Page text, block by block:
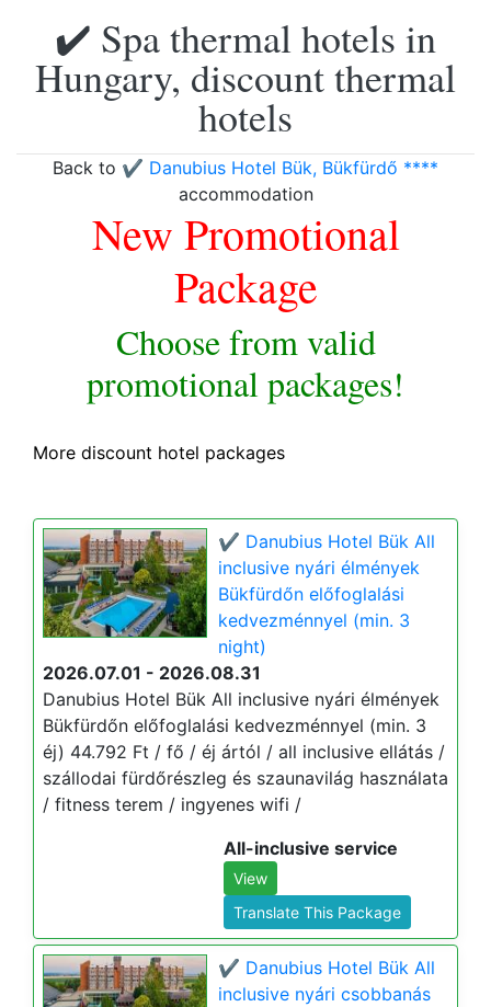
✔️ Spa thermal hotels in
Hungary, discount thermal
hotels
Back to ✔️ Danubius Hotel Bük, Bükfürdő ****
accommodation
New Promotional
Package
Choose from valid
promotional packages!
More discount hotel packages
✔️ Danubius Hotel Bük All
inclusive nyári élmények
Bükfürdőn előfoglalási
kedvezménnyel (min. 3
night)
2026.07.01 - 2026.08.31
Danubius Hotel Bük All inclusive nyári élmények
Bükfürdőn előfoglalási kedvezménnyel (min. 3
éj) 44.792 Ft / fő / éj ártól / all inclusive ellátás /
szállodai fürdőrészleg és szaunavilág használata
/ fitness terem / ingyenes wifi /
All-inclusive service
View
Translate This Package
✔️ Danubius Hotel Bük All
inclusive nyári csobbanás